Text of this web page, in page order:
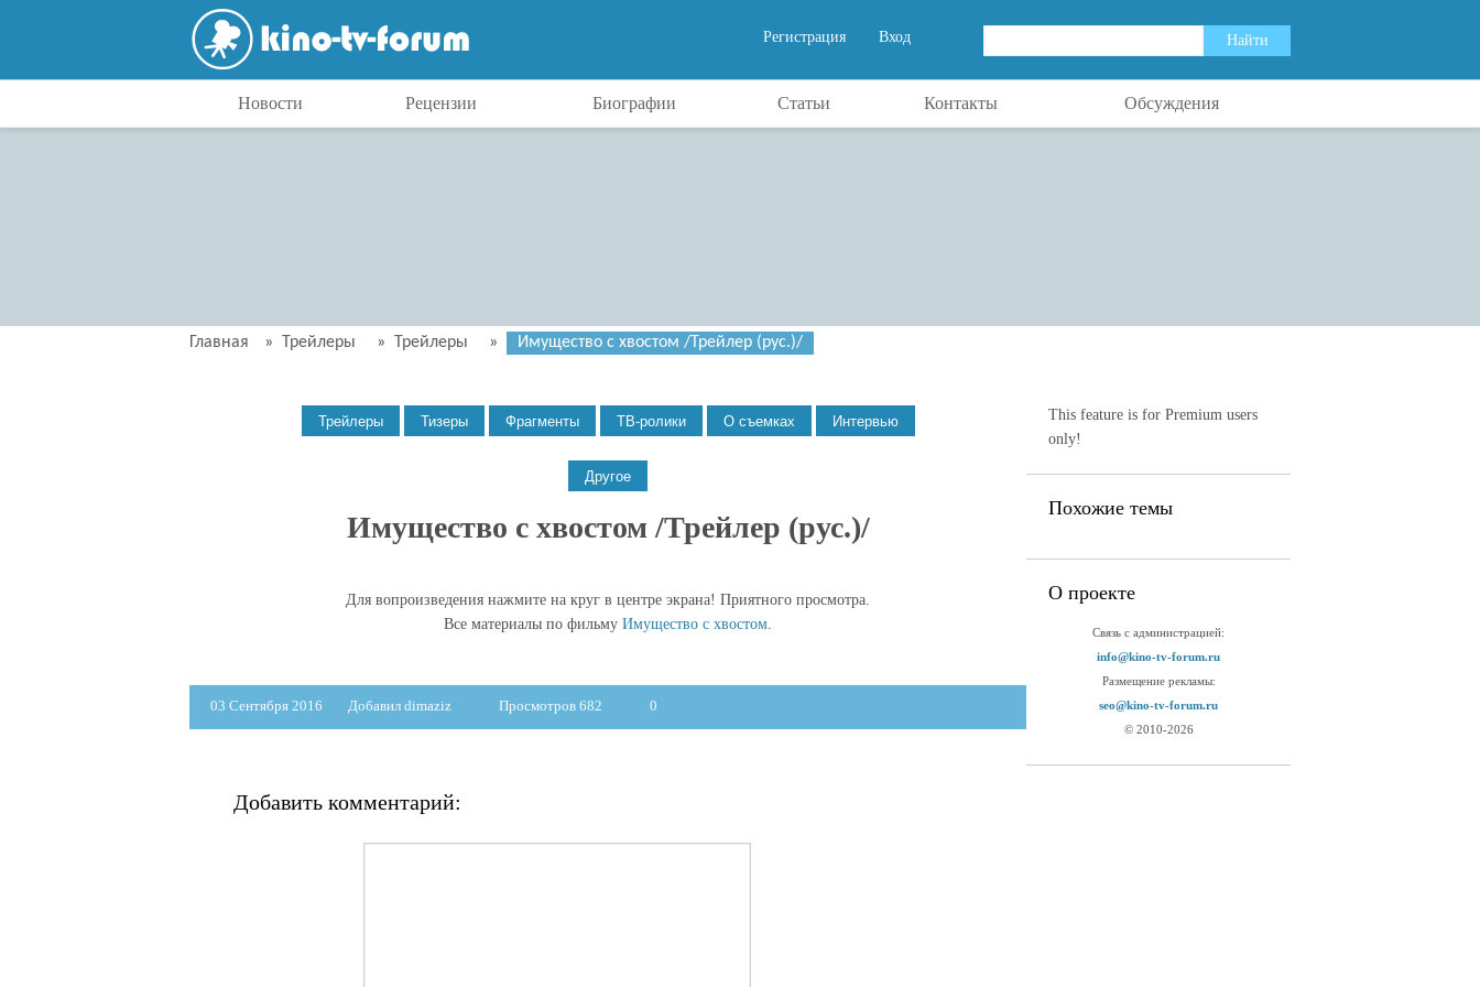
Вход
Регистрация
Новости Рецензии Биографии Статьи Контакты Обсуждения
Главная » Трейлеры » Трейлеры » Имущество с хвостом /Трейлер (рус.)/
Имущество с хвостом /Трейлер (рус.)/
Для вопроизведения нажмите на круг в центре экрана! Приятного просмотра.
Все материалы по фильму Имущество с хвостом.
03 Сентября 2016 Добавил dimaziz Просмотров 682 0
Добавить комментарий:
This feature is for Premium users
only!
Похожие темы
О проекте
Связь с администрацией:
info@kino-tv-forum.ru
Размещение рекламы:
seo@kino-tv-forum.ru
© 2010-2026